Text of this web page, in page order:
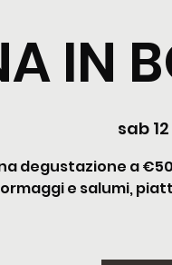
IN
sab
degustazione a
e salumi,